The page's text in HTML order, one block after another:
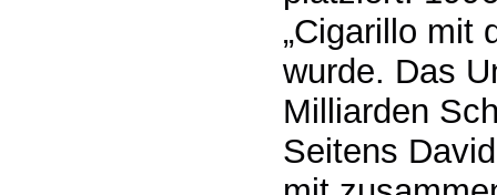
„Cigarillo mit
wurde. Das
Milliarden
Seitens